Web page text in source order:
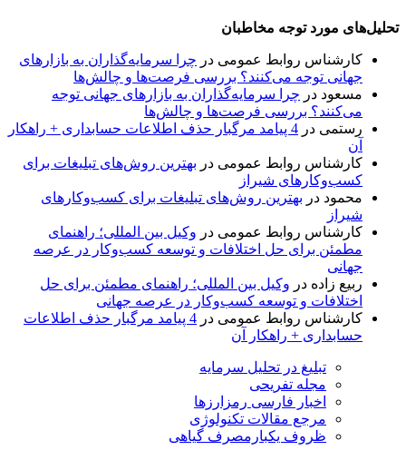
تحلیل‌های مورد توجه مخاطبان
کارشناس روابط عمومی در چرا سرمایه‌گذاران به بازارهای
جهانی توجه می‌کنند؟ بررسی فرصت‌ها و چالش‌ها
مسعود در چرا سرمایه‌گذاران به بازارهای جهانی توجه
می‌کنند؟ بررسی فرصت‌ها و چالش‌ها
رستمی در
4 پیامد مرگبار حذف اطلاعات حسابداری + راهکار
آن
کارشناس روابط عمومی در بهترین روش‌های تبلیغات برای
کسب‌وکارهای شیراز
محمود در بهترین روش‌های تبلیغات برای کسب‌وکارهای
شیراز
کارشناس روابط عمومی در وکیل بین المللی؛ راهنمای
مطمئن برای حل اختلافات و توسعه کسب‌وکار در عرصه
جهانی
ربیع زاده در وکیل بین المللی؛ راهنمای مطمئن برای حل
اختلافات و توسعه کسب‌وکار در عرصه جهانی
کارشناس روابط عمومی در
4 پیامد مرگبار حذف اطلاعات
حسابداری + راهکار آن
تبلیغ در تحلیل سرمایه
مجله تفریحی
اخبار فارسی رمزارزها
مرجع مقالات تکنولوژی
ظروف یکبارمصرف گیاهی